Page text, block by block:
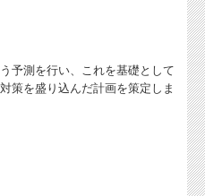
予測を行い、これを基礎として
策を盛り込んだ計画を策定しま